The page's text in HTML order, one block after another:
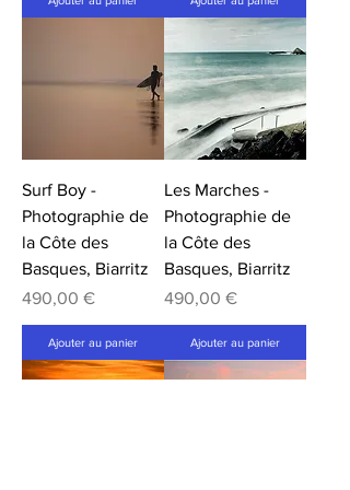
Surf Boy -
Photographie de
la Côte des
Basques, Biarritz
Prix
490,00 €
Ajouter au panier
Les Marches -
Photographie de
la Côte des
Basques, Biarritz
Prix
490,00 €
Ajouter au panier